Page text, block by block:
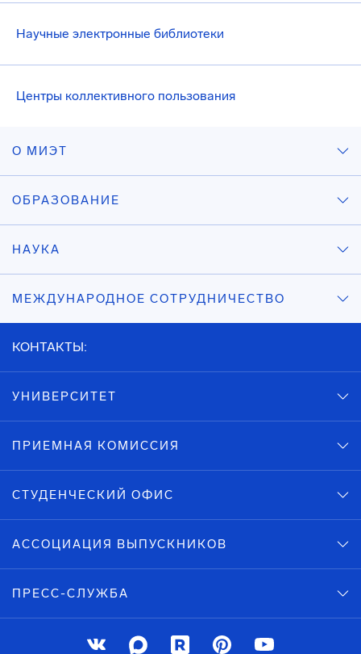
Научные электронные библиотеки
Центры коллективного пользования
О МИЭТ
ОБРАЗОВАНИЕ
НАУКА
МЕЖДУНАРОДНОЕ СОТРУДНИЧЕСТВО
КОНТАКТЫ:
УНИВЕРСИТЕТ
ПРИЕМНАЯ КОМИССИЯ
СТУДЕНЧЕСКИЙ ОФИС
АССОЦИАЦИЯ ВЫПУСКНИКОВ
ПРЕСС-СЛУЖБА